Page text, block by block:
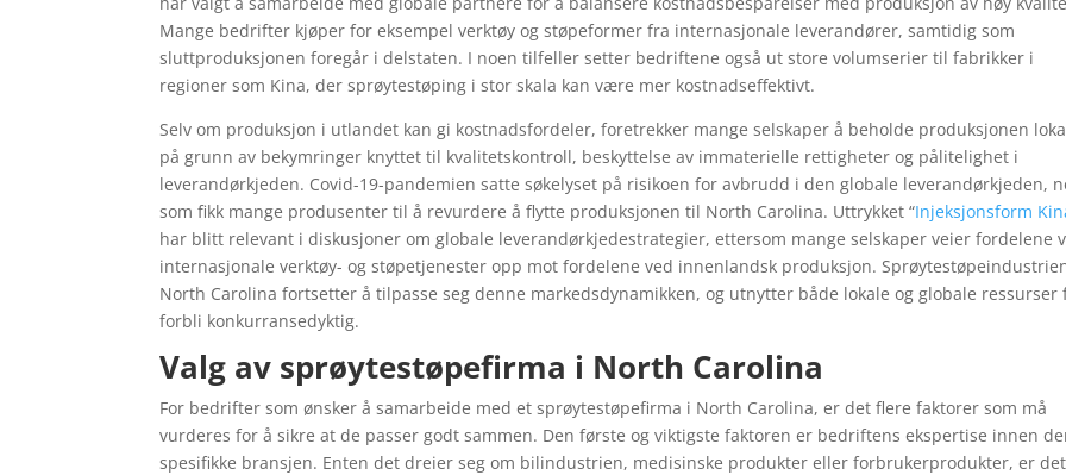
Mange bedrifter kjøper for eksempel verktøy og støpeformer fra internasjonale leverandører, samtidig som
sluttproduksjonen foregår i delstaten. I noen tilfeller setter bedriftene også ut store volumserier til fabrikker i
regioner som Kina, der sprøytestøping i stor skala kan være mer kostnadseffektivt.
Selv om produksjon i utlandet kan gi kostnadsfordeler, foretrekker mange selskaper å beholde produksjonen
på grunn av bekymringer knyttet til kvalitetskontroll, beskyttelse av immaterielle rettigheter og pålitelighet i
leverandørkjeden. Covid-19-pandemien satte søkelyset på risikoen for avbrudd i den globale leverandørkjeden,
som fikk mange produsenter til å revurdere å flytte produksjonen til North Carolina. Uttrykket “Injeksjonsform
har blitt relevant i diskusjoner om globale leverandørkjedestrategier, ettersom mange selskaper veier fordelene
internasjonale verktøy- og støpetjenester opp mot fordelene ved innenlandsk produksjon.
North Carolina fortsetter å tilpasse seg denne markedsdynamikken, og utnytter både lokale og globale ressurser
forbli konkurransedyktig.
Valg av sprøytestøpefirma i North Carolina
For bedrifter som ønsker å samarbeide med et sprøytestøpefirma i North Carolina, er det flere faktorer som må
vurderes for å sikre at de passer godt sammen. Den første og viktigste faktoren er bedriftens ekspertise innen
spesifikke bransjen. Enten det dreier seg om bilindustrien, medisinske produkter eller forbrukerprodukter, er det